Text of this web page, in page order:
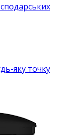
яку точку